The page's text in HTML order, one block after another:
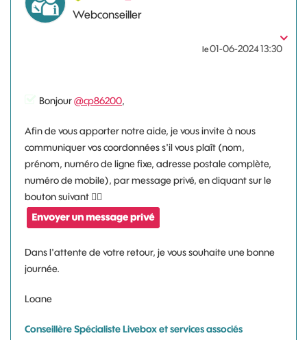
Webconseiller
le‎01-06-202413:30
Bonjour@cp86200,
Afin de vous apporter notre aide, je vous invite à nous
communiquer vos coordonnées s'il vous plaît (nom,
prénom, numéro de ligne fixe, adresse postale complète,
numéro de mobile), par message privé, en cliquant sur le
bouton suivant 👇🏻
Dans l'attente de votre retour, je vous souhaite une bonne
journée.
Loane
Conseillère Spécialiste Livebox et services associés